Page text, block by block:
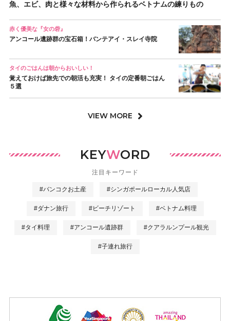
魚、エビ、肉と様々な材料から作られるベトナムの練りもの
赤く優美な『女の砦』
アンコール遺跡群の宝石箱！バンテアイ・スレイ寺院
タイのごはんは朝からおいしい！
覚えておけば旅先での朝活も充実！ タイの定番朝ごはん
５選
VIEW MORE
KEYWORD
注目キーワード
#バンコクお土産 #シンガポールローカル人気店
#ダナン旅行 #ビーチリゾート #ベトナム料理
#タイ料理 #アンコール遺跡群 #クアラルンプール観光
#子連れ旅行